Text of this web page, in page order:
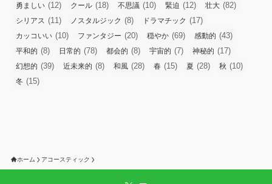
勇ましい (12) クール (18) 不思議 (10) 緊迫 (12) 壮大 (82)
シリアス (11) ノスタルジック (8) ドラマチック (17)
カッコいい (10) ファンタジー (20) 穏やか (69) 感動的 (43)
平和的 (8) 日常的 (78) 都会的 (8) 宇宙的 (7) 神秘的 (17)
幻想的 (39) 近未来的 (8) 和風 (28) 春 (15) 夏 (28) 秋 (10)
冬 (15)
ホーム アコースティック